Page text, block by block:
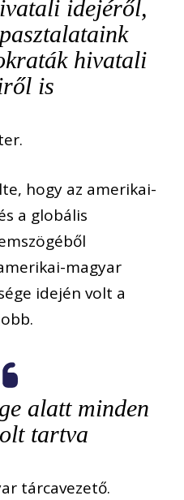
idejéről,
hivatali
is
hogy az amerikai-
a globális
magyar
idején volt a
alatt minden
tartva
tárcavezető.